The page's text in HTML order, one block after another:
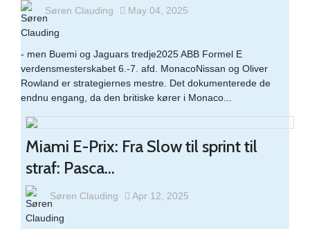
Søren Clauding May 04, 2025
- men Buemi og Jaguars tredje2025 ABB Formel E
verdensmesterskabet 6.-7. afd. MonacoNissan og Oliver
Rowland er strategiernes mestre. Det dokumenterede de
endnu engang, da den britiske kører i Monaco...
Miami E-Prix: Fra Slow til sprint til
straf: Pasca...
Søren Clauding Apr 12, 2025